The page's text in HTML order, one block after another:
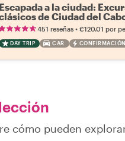
Escapada a la ciudad:
de Ciudad del
451 reseñas •€120.01 por
DAY TRIP CAR
cómo pueden